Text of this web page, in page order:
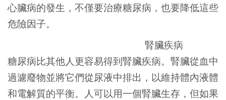
心臟病的發生，不僅要治療糖尿病，也要降低這些
危險因子。
腎臟疾病
糖尿病比其他人更容易得到腎臟疾病。腎臟從血中
過濾廢物並將它們從尿液中排出，以維持體內液體
和電解質的平衡。人可以用一個腎臟生存，但如果